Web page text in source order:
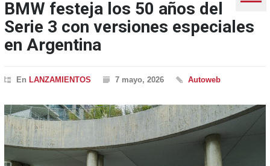
BMW festeja los 50 años del
Serie 3 con versiones especiales
en Argentina
En LANZAMIENTOS 7 mayo, 2026 Autoweb